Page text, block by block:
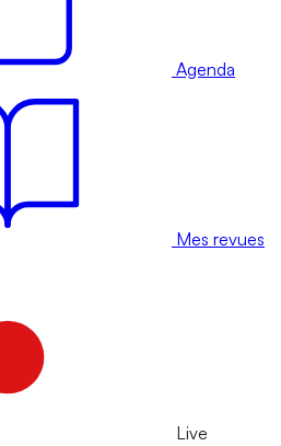
Agenda
Mes revues
Live